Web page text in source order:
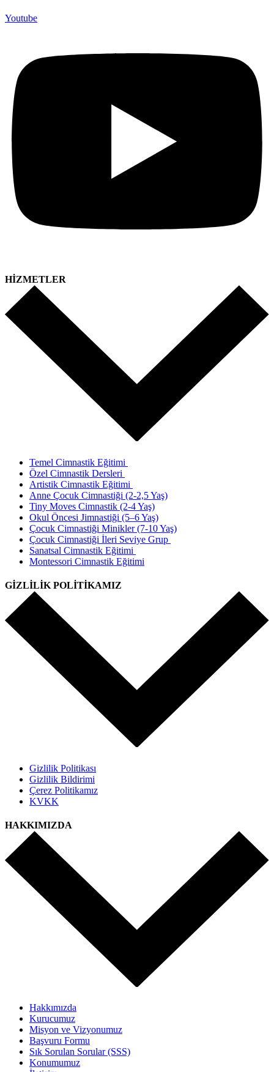
Youtube
HİZMETLER
Temel Cimnastik Eğitimi
Özel Cimnastik Dersleri
Artistik Cimnastik Eğitimi
Anne Çocuk Cimnastiği (2-2,5 Yaş)
Tiny Moves Cimnastik (2-4 Yaş)
Okul Öncesi Jimnastiği (5–6 Yaş)
Çocuk Cimnastiği Minikler (7-10 Yaş)
Çocuk Cimnastiği İleri Seviye Grup
Sanatsal Cimnastik Eğitimi
Montessori Cimnastik Eğitimi
GİZLİLİK POLİTİKAMIZ
Gizlilik Politikası
Gizlilik Bildirimi
Çerez Politikamız
KVKK
HAKKIMIZDA
Hakkımızda
Kurucumuz
Misyon ve Vizyonumuz
Başvuru Formu
Sık Sorulan Sorular (SSS)
Konumumuz